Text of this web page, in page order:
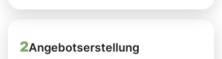
2Angebotserstellung